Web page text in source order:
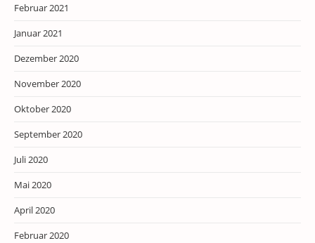
Februar 2021
Januar 2021
Dezember 2020
November 2020
Oktober 2020
September 2020
Juli 2020
Mai 2020
April 2020
Februar 2020